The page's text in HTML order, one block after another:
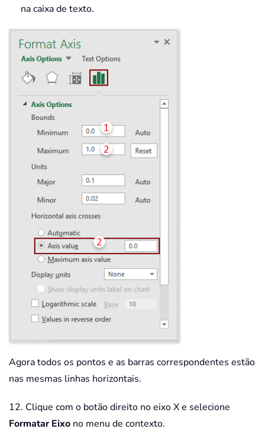
na caixa de texto.
Agora todos os pontos e as barras correspondentes estão
nas mesmas linhas horizontais.
12. Clique com o botão direito no eixo X e selecione
Formatar Eixo no menu de contexto.